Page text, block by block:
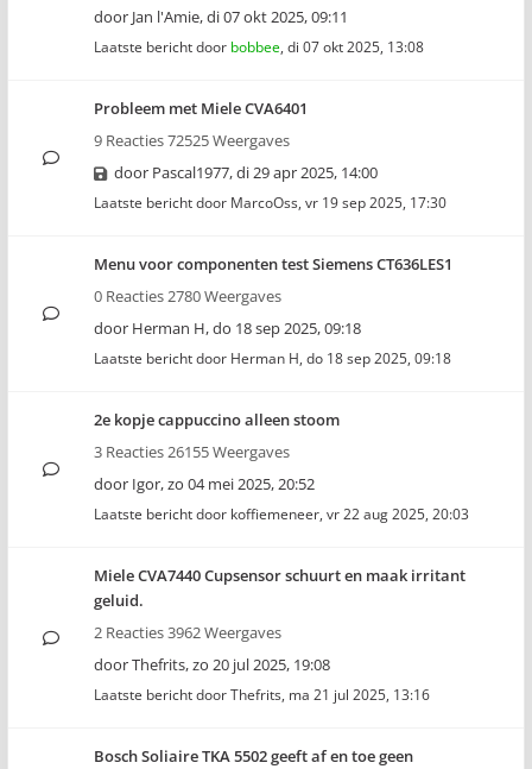
door Jan l'Amie,di 07 okt 2025, 09:11
Laatste bericht door bobbee, di 07 okt 2025, 13:08
Probleem met Miele CVA6401
9 Reacties 72525 Weergaves
door Pascal1977,di 29 apr 2025, 14:00
Laatste bericht door MarcoOss, vr 19 sep 2025, 17:30
Menu voor componenten test Siemens CT636LES1
0 Reacties 2780 Weergaves
door Herman H,do 18 sep 2025, 09:18
Laatste bericht door Herman H, do 18 sep 2025, 09:18
2e kopje cappuccino alleen stoom
3 Reacties 26155 Weergaves
door Igor,zo 04 mei 2025, 20:52
Laatste bericht door koffiemeneer, vr 22 aug 2025, 20:03
Miele CVA7440 Cupsensor schuurt en maak irritant
geluid.
2 Reacties 3962 Weergaves
doorThefrits,zo 20 jul 2025, 19:08
Laatste bericht doorThefrits, ma 21 jul 2025, 13:16
Bosch Soliaire TKA 5502 geeft af en toe geen